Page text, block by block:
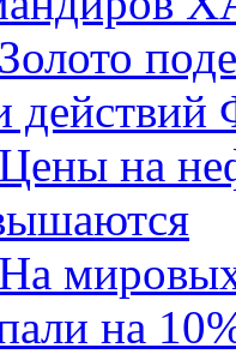
Золото
Цены на
На
на